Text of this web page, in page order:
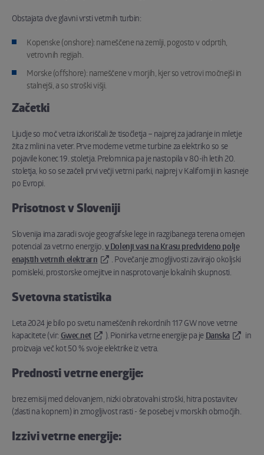
Obstajata dve glavni vrsti vetrnih turbin:
Kopenske (onshore): nameščene na zemlji, pogosto v odprtih,
vetrovnih regijah.
Morske (offshore): nameščene v morjih, kjer so vetrovi močnejši in
stalnejši, a so stroški višji.
Začetki
Ljudje so moč vetra izkoriščali že tisočletja – najprej za jadranje in mletje
žita z mlini na veter. Prve moderne vetrne turbine za elektriko so se
pojavile konec 19. stoletja. Prelomnica pa je nastopila v 80-ih letih 20.
stoletja, ko so se začeli prvi večji vetrni parki, najprej v Kaliforniji in kasneje
po Evropi.
Prisotnost v Sloveniji
Slovenija ima zaradi svoje geografske lege in razgibanega terena omejen
potencial za vetrno energijo,v Dolenji vasi na Krasu predvideno polje
enajstih vetrnih elektrarn
. Povečanje zmogljivosti zavirajo okoljski
pomisleki, prostorske omejitve in nasprotovanje lokalnih skupnosti.
Svetovna statistika
Leta 2024 je bilo po svetu nameščenih rekordnih 117 GW nove vetrne
kapacitete (vir: Gwec.net ). Pionirka vetrne energije pa je Danska
in
proizvaja več kot 50 % svoje elektrike iz vetra.
Prednosti vetrne energije:
brez emisij med delovanjem, nizki obratovalni stroški, hitra postavitev
(zlasti na kopnem) in zmogljivost rasti - še posebej v morskih območjih.
Izzivi vetrne energije: